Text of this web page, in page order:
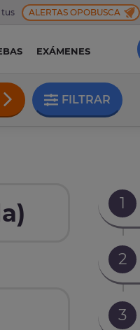
tus ALERTAS OPOBUSCA
EXÁMENES
FILTRAR
1
2
3